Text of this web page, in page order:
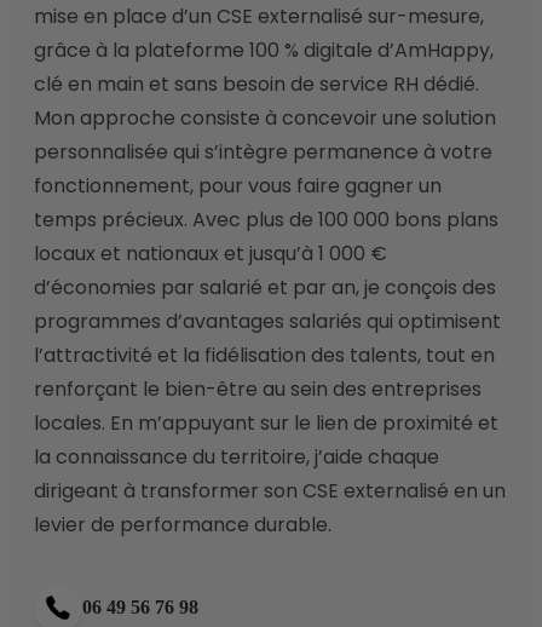
mise en place d’un CSE externalisé sur-mesure,
grâce à la plateforme 100 % digitale d’AmHappy,
clé en main et sans besoin de service RH dédié.
Mon approche consiste à concevoir une solution
personnalisée qui s’intègre permanence à votre
fonctionnement, pour vous faire gagner un
temps précieux. Avec plus de 100 000 bons plans
locaux et nationaux et jusqu’à 1 000 €
d’économies par salarié et par an, je conçois des
programmes d’avantages salariés qui optimisent
l’attractivité et la fidélisation des talents, tout en
renforçant le bien-être au sein des entreprises
locales. En m’appuyant sur le lien de proximité et
la connaissance du territoire, j’aide chaque
dirigeant à transformer son CSE externalisé en un
levier de performance durable.
06 49 56 76 98